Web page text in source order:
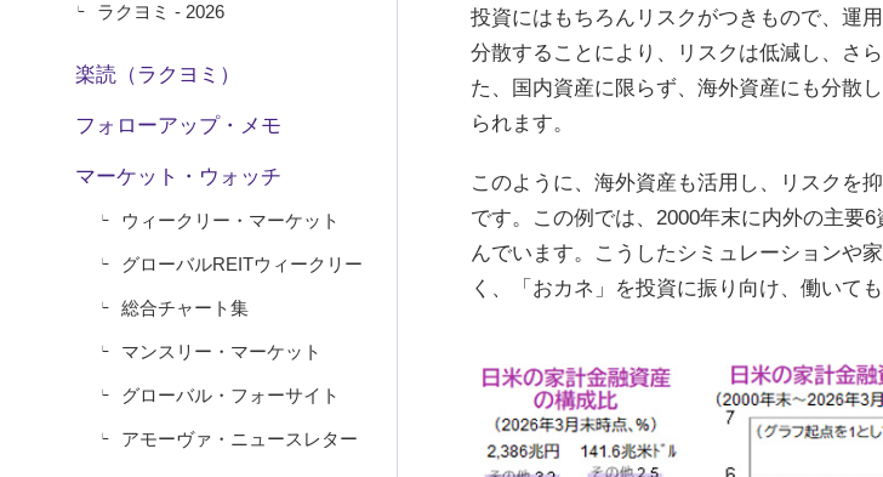
ラクヨミ - 2026
楽読（ラクヨミ）
フォローアップ・メモ
マーケット・ウォッチ
ウィークリー・マーケット
グローバルREITウィークリー
総合チャート集
マンスリー・マーケット
グローバル・フォーサイト
アモーヴァ・ニュースレター
投資にはもちろんリスクがつきもので、運
分散することにより、リスクは低減し、さ
た、国内資産に限らず、海外資産にも分散
られます。
このように、海外資産も活用し、リスクを
です。この例では、2000年末に内外の主要
んでいます。こうしたシミュレーションや
く、「おカネ」を投資に振り向け、働いて